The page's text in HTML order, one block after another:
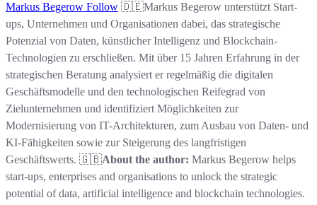
Markus Begerow Follow 🇩🇪Markus Begerow unterstützt Start-
ups, Unternehmen und Organisationen dabei, das strategische
Potenzial von Daten, künstlicher Intelligenz und Blockchain-
Technologien zu erschließen. Mit über 15 Jahren Erfahrung in der
strategischen Beratung analysiert er regelmäßig die digitalen
Geschäftsmodelle und den technologischen Reifegrad von
Zielunternehmen und identifiziert Möglichkeiten zur
Modernisierung von IT-Architekturen, zum Ausbau von Daten- und
KI-Fähigkeiten sowie zur Steigerung des langfristigen
Geschäftswerts. 🇬🇧About the author: Markus Begerow helps
start-ups, enterprises and organisations to unlock the strategic
potential of data, artificial intelligence and blockchain technologies.